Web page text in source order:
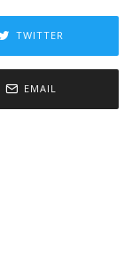
TWITTER
EMAIL